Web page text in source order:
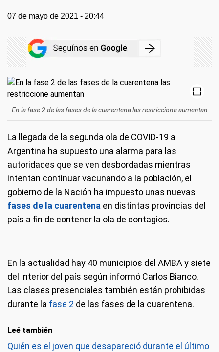
07 de mayo de 2021 - 20:44
En la fase 2 de las fases de la cuarentena las restriccione aumentan
La llegada de la segunda ola de COVID-19 a
Argentina ha supuesto una alarma para las
autoridades que se ven desbordadas mientras
intentan continuar vacunando a la población, el
gobierno de la Nación ha impuesto unas nuevas
fases de la cuarentena en distintas provincias del
país a fin de contener la ola de contagios.
En la actualidad hay 40 municipios del AMBA y siete
del interior del país según informó Carlos Bianco.
Las clases presenciales también están prohibidas
durante la fase 2 de las fases de la cuarentena.
Leé también
Quién es el joven que desapareció durante el último